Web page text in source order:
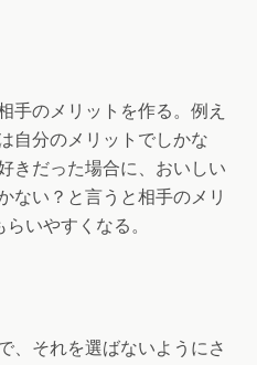
手のメリットを作る。例え
自分のメリットでしかな
きだった場合に、おいしい
ない？と言うと相手のメリ
いやすくなる。
、それを選ばないようにさ